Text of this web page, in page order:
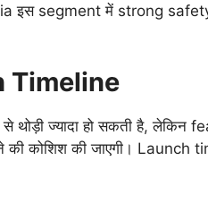
इस segment में strong
Timeline
ज्यादा हो सकती है, लेकिन
कोशिश की जाएगी। Launch